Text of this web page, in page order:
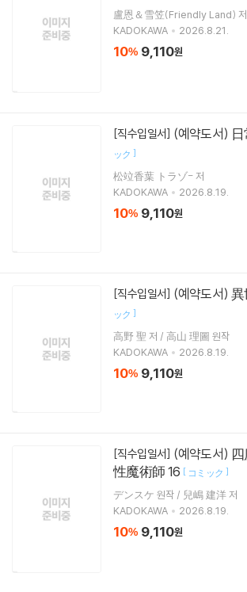
盧恩＆雪笠(Friendly Land) 저
KADOKAWA
2026.8.21.
10% 9,110원
[직수입일서]
ック ]
松竝香葉 トラゾ- 저
KADOKAWA
2026.8.19.
10% 9,110원
[직수입일서]
ック ]
高野 聖 저 / 高山 理圖 원작
KADOKAWA
2026.8.19.
10% 9,110원
[직수입일서]
性魔術師 16 [ コミック ]
デンスケ 원작 / 兒嶋 建洋 저
KADOKAWA
2026.8.19.
10% 9,110원